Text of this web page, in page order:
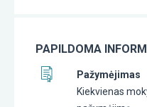
PAPILDOMA
Pažymėjimas
Kiekvienas